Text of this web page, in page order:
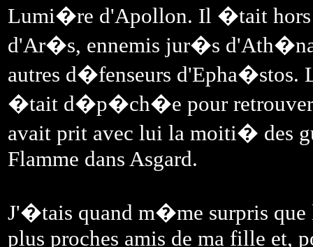
Lumi�re d'Apollon. Il �tait hors
d'Ar�s, ennemis jur�s d'Ath�na
autres d�fenseurs
�tait d�p�ch�e pour retrouver
avait prit avec lui la moiti� des
Flamme dans Asgard.
J'�tais quand m�me surpris que
plus proches amis de ma fille et,